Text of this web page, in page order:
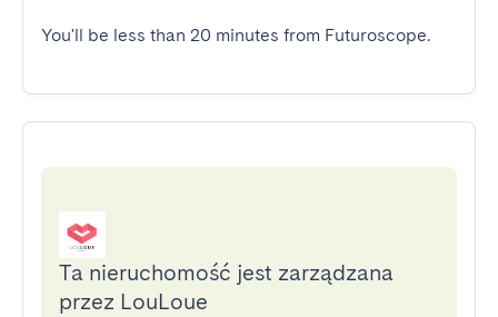
You'll be less than 20 minutes from Futuroscope.
Ta nieruchomość jest zarządzana
przez LouLoue